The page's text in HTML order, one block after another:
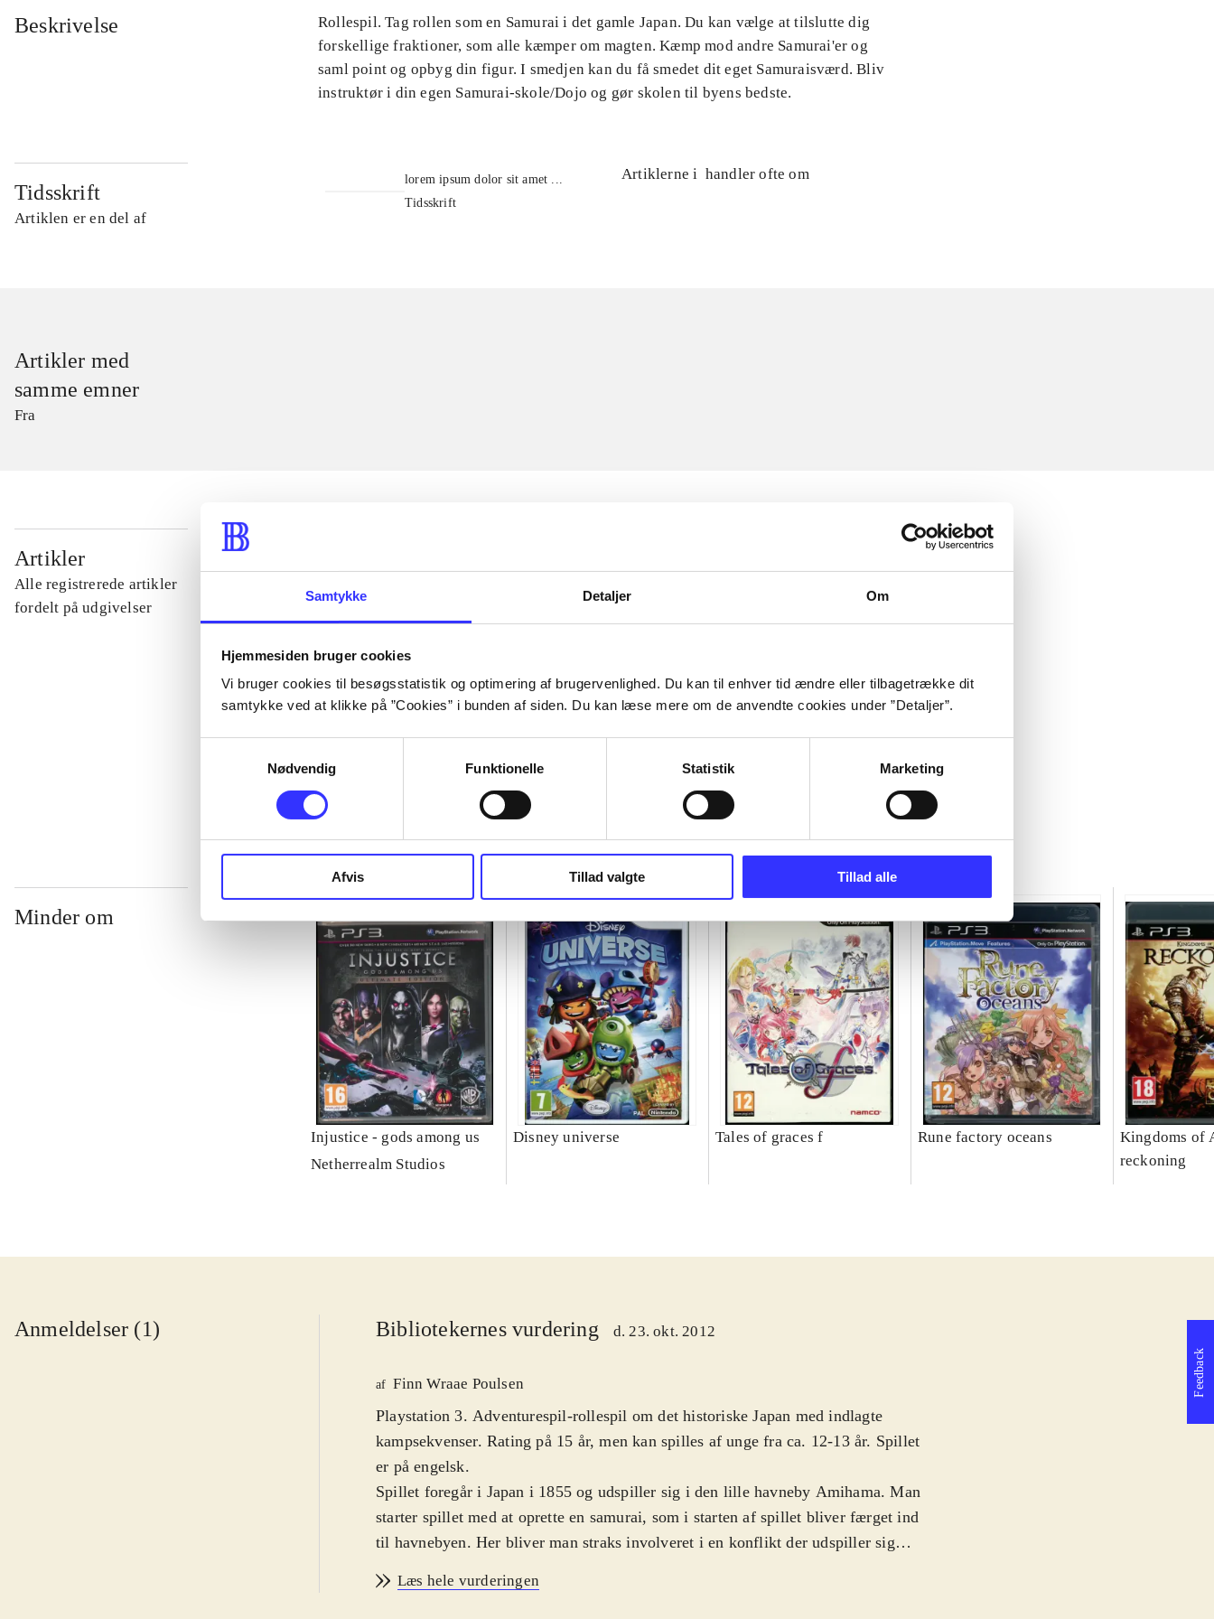
Samtykke Detaljer Om
Hjemmesiden bruger cookies
Vi bruger cookies til besøgsstatistik og optimering af brugervenlighed. Du kan til enhver tid ændre eller tilbagetrække dit
samtykke ved at klikke på ”Cookies” i bunden af siden. Du kan læse mere om de anvendte cookies under ”Detaljer”.
Nødvendig
Funktionelle Statistik Marketing
Afvis Tillad valgte Tillad alle
Beskrivelse
Rollespil. Tag rollen som en Samurai i det gamle Japan. Du kan vælge at tilslutte dig
forskellige fraktioner, som alle kæmper om magten. Kæmp mod andre Samurai'er og
saml point og opbyg din figur. I smedjen kan du få smedet dit eget Samuraisværd. Bliv
instruktør i din egen Samurai-skole/Dojo og gør skolen til byens bedste.
Tidsskrift
Artiklen er en del af
lorem ipsum dolor sit amet ...
Tidsskrift
Artiklerne i handler ofte om
Artikler med
samme emner
Fra
Artikler
Alle registrerede artikler
fordelt på udgivelser
...
...
...
Minder om
Injustice - gods among us
Netherrealm Studios
Disney universe Tales of graces f Rune factory oceans
Kingdoms of
reckoning
Anmeldelser (1) Bibliotekernes vurdering d. 23. okt. 2012
af Finn Wraae Poulsen
Playstation 3. Adventurespil-rollespil om det historiske Japan med indlagte
kampsekvenser. Rating på 15 år, men kan spilles af unge fra ca. 12-13 år. Spillet
er på engelsk.
Spillet foregår i Japan i 1855 og udspiller sig i den lille havneby Amihama. Man
starter spillet med at oprette en samurai, som i starten af spillet bliver færget ind
til havnebyen. Her bliver man straks involveret i en konflikt der udspiller sig
som ikke ønsker udenlandsk indflydelse i landet, eller den britiske flåde, som er
Læs hele vurderingen
Feedback